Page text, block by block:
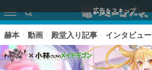
広告をスキップ
赫本 動画 殿堂入り記事 インタビュー